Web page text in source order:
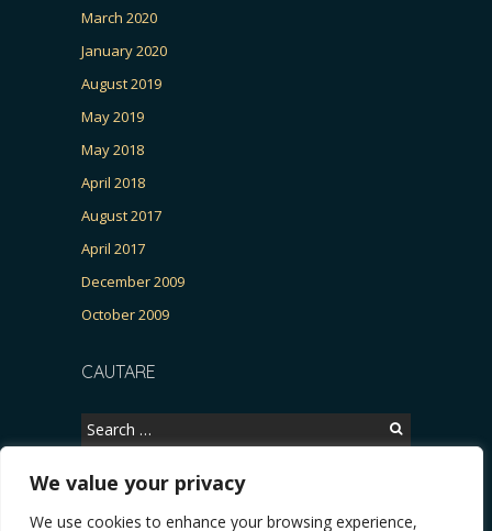
We value your privacy
We use cookies to enhance your browsing experience,
March 2020
January 2020
August 2019
May 2019
May 2018
April 2018
August 2017
April 2017
December 2009
October 2009
CAUTARE
Search
for: